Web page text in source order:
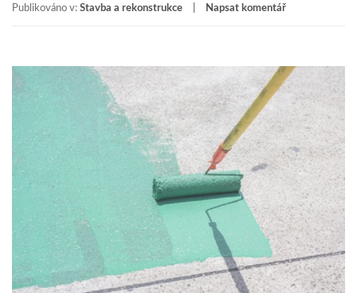
Publikováno v: Stavba a rekonstrukce Napsat komentář